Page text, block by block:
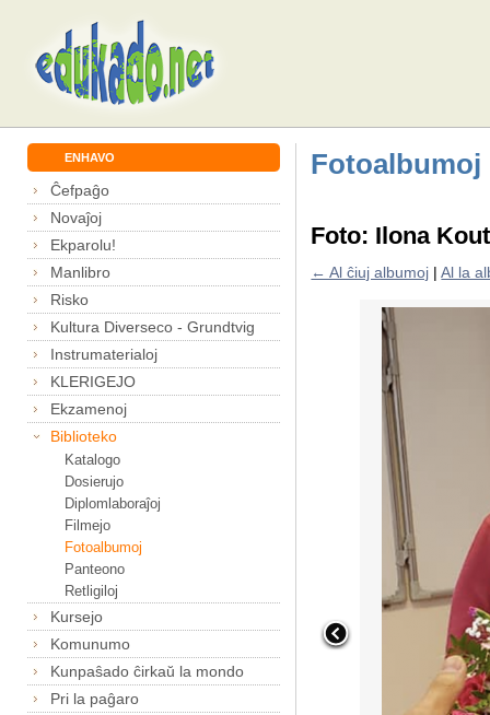
ENHAVO
Ĉefpaĝo
Novaĵoj
Ekparolu!
Manlibro
Risko
Kultura Diverseco - Grundtvig
Instrumaterialoj
KLERIGEJO
Ekzamenoj
Biblioteko
Katalogo
Dosierujo
Diplomlaboraĵoj
Filmejo
Fotoalbumoj
Panteono
Retligiloj
Kursejo
Komunumo
Kunpaŝado ĉirkaŭ la mondo
Pri la paĝaro
Fotoalbumoj
Foto: Ilona
← Al ĉiuj albumoj |Al la